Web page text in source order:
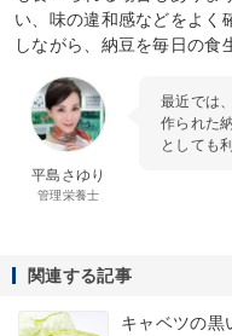
い、味の違和感などをよく
しながら、納豆を毎日の食
平島さゆり
管理栄養士
最近では
作られた
としても
関連する記事
キャベツの黒